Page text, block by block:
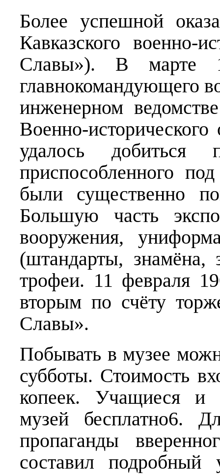
Более успешной
Кавказского военно-
Славы»). В марте
главнокомандующего
инженерном
Военно-
удалось добиться
приспособленного
были существенно
Большую часть
вооружения,
(штандарты,
трофеи. 11 февраля
вторым по счёту
Славы».
Побывать в музее
субботы. Стоимость
копеек. Учащиеся и
музей бесплатно6.
пропаганды
составил подробный